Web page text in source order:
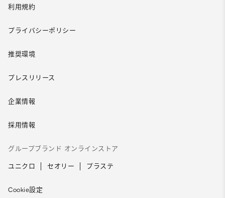
利用規約
プライバシーポリシー
推奨環境
プレスリリース
企業情報
採用情報
グループブランド オンラインストア
ユニクロ セオリー プラステ
Cookie設定